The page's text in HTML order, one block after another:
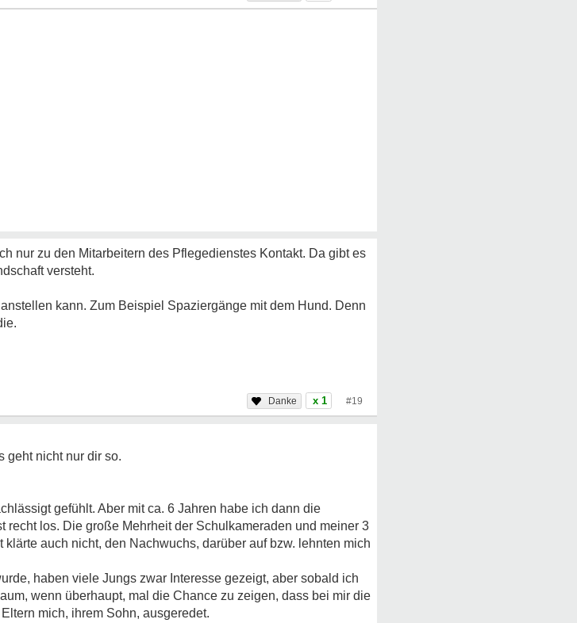
nur zu den Mitarbeitern des Pflegedienstes Kontakt. Da gibt es
versteht.
kann. Zum Beispiel Spaziergänge mit dem Hund. Denn
x 1 #19
geht nicht nur dir so.
gefühlt. Aber mit ca. 6 Jahren habe ich dann die
los. Die große Mehrheit der Schulkameraden und meiner 3
auch nicht, den Nachwuchs, darüber auf bzw. lehnten mich
haben viele Jungs zwar Interesse gezeigt, aber sobald ich
wenn überhaupt, mal die Chance zu zeigen, dass bei mir die
mich, ihrem Sohn, ausgeredet.